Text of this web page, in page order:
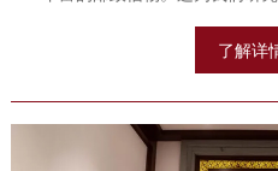
了解详